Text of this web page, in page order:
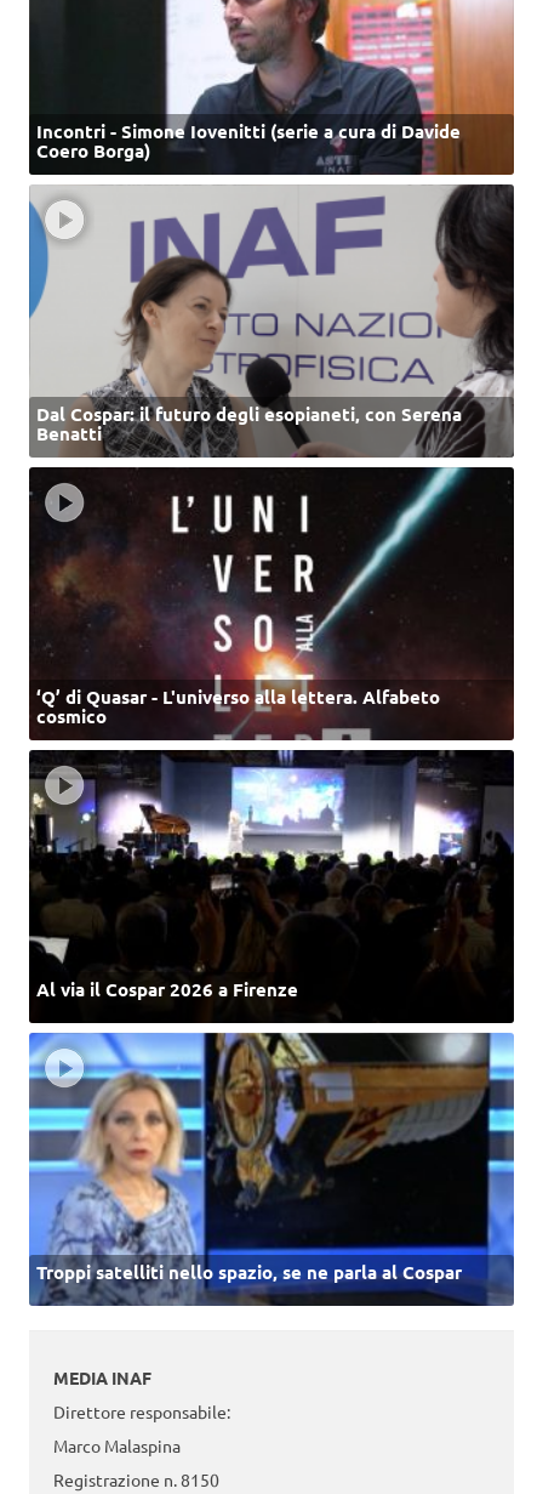
Incontri - Simone Iovenitti (serie a cura di Davide
Coero Borga)
Dal Cospar: il futuro degli esopianeti, con Serena
Benatti
‘Q’ di Quasar - L'universo alla lettera. Alfabeto
cosmico
Al via il Cospar 2026 a Firenze
Troppi satelliti nello spazio, se ne parla al Cospar
MEDIA INAF
Direttore responsabile:
Marco Malaspina
Registrazione n. 8150